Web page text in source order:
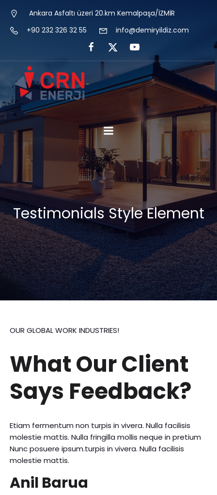
Ankara Asfaltı üzeri 20.km Kemalpaşa/İZMİR
+90 232 326 32 55
info@demiryildiz.com
Testimonials Style Element
OUR GLOBAL WORK INDUSTRIES!
What Our Client
Says Feedback?
Etiam fermentum non turpis in vivera. Nulla facilisis
molestie mattis. Nulla fringilla mollis neque in pretium
Nunc posuere ipsum.turpis in vivera. Nulla facilisis
molestie mattis.
Anil Barua